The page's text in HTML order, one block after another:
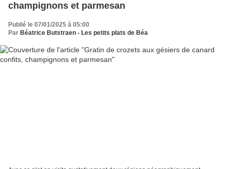
champignons et parmesan
Publié le 07/01/2025 à 05:00
Par Béatrice Butstraen - Les petits plats de Béa